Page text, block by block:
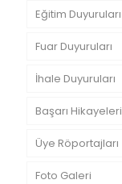
Eğitim Duyuruları
Fuar Duyuruları
İhale Duyuruları
Başarı Hikayeleri
Üye Röportajları
Foto Galeri